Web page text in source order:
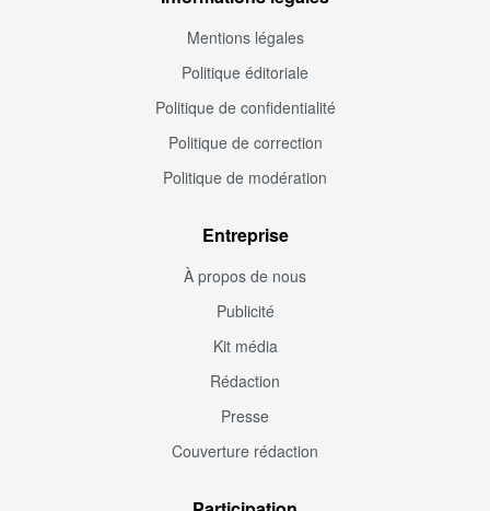
Mentions légales
Politique éditoriale
Politique de confidentialité
Politique de correction
Politique de modération
Entreprise
À propos de nous
Publicité
Kit média
Rédaction
Presse
Couverture rédaction